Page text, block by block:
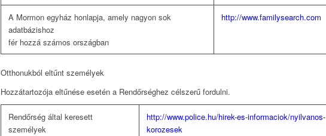
A Mormon egyház honlapja, amely nagyon sok
adatbázishoz
fér hozzá számos országban
http://www.familysearch.com
Otthonukból eltűnt személyek
Hozzátartozója eltűnése esetén a Rendőrséghez célszerű fordulni.
Rendőrség által keresett
személyek
http://www.police.hu/hirek-es-informaciok/nyilvanos-
korozesek